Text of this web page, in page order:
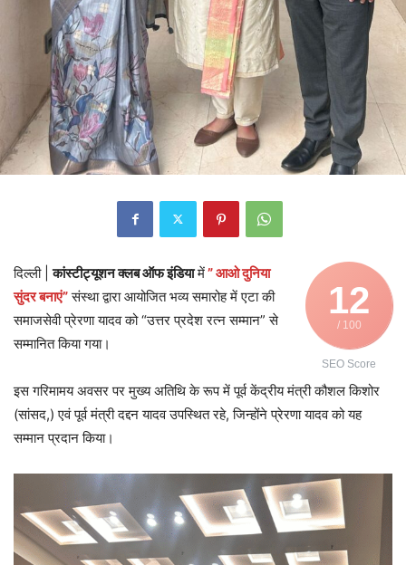
12
/ 100
SEO Score
दिल्ली |कांस्टीट्यूशन क्लब ऑफ इंडियामें” आओ दुनिया
सुंदर बनाएं”संस्था द्वारा आयोजित भव्य समारोह में एटा की
समाजसेवी प्रेरणा यादव को “उत्तर प्रदेश रत्न सम्मान” से
सम्मानित किया गया।
इस गरिमामय अवसर पर मुख्य अतिथि के रूप में पूर्व केंद्रीय मंत्री कौशल किशोर
(सांसद,) एवं पूर्व मंत्री दद्दन यादव उपस्थित रहे, जिन्होंने प्रेरणा यादव को यह
सम्मान प्रदान किया।